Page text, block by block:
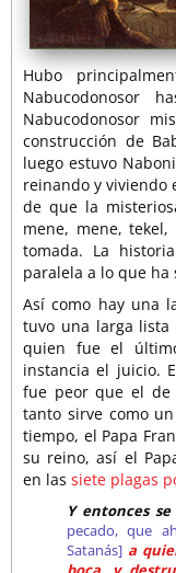
Hubo
Nabucodonosor
Nabucodonosor
construcción de
luego estuvo
reinando y viviendo
de que la
mene, mene, tekel,
tomada. La
paralela a lo que ha
Así como hay una
tuvo una larga lista
quien fue el
instancia el juicio.
fue peor que el
tanto sirve como
tiempo, el Papa
su reino, así el
en las siete plagas
Y entonces
pecado, que
Satanás] a